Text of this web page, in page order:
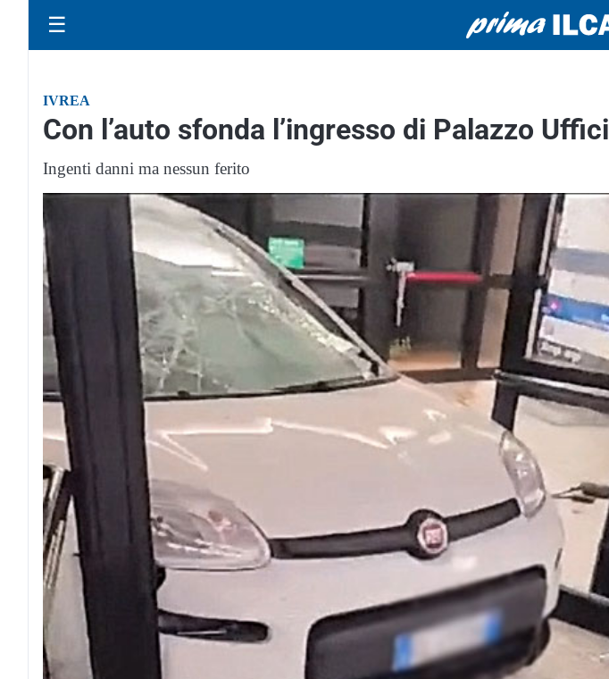
☰
IVREA
Con l’auto sfonda l’ingresso di Palazzo Uffici
Ingenti danni ma nessun ferito